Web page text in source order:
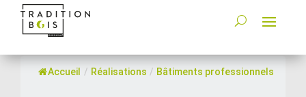
Accueil / Réalisations / Bâtiments professionnels